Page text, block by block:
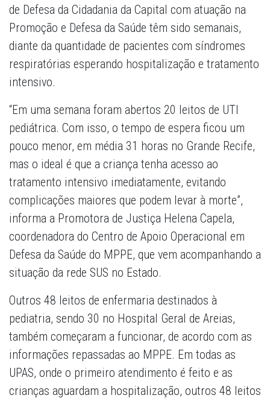
de Defesa da Cidadania da Capital com atuação na
Promoção e Defesa da Saúde têm sido semanais,
diante da quantidade de pacientes com síndromes
respiratórias esperando hospitalização e tratamento
intensivo.
“Em uma semana foram abertos 20 leitos de UTI
pediátrica. Com isso, o tempo de espera ficou um
pouco menor, em média 31 horas no Grande Recife,
mas o ideal é que a criança tenha acesso ao
tratamento intensivo imediatamente, evitando
complicações maiores que podem levar à morte”,
informa a Promotora de Justiça Helena Capela,
coordenadora do Centro de Apoio Operacional em
Defesa da Saúde do MPPE, que vem acompanhando a
situação da rede SUS no Estado.
Outros 48 leitos de enfermaria destinados à
pediatria, sendo 30 no Hospital Geral de Areias,
também começaram a funcionar, de acordo com as
informações repassadas ao MPPE. Em todas as
UPAS, onde o primeiro atendimento é feito e as
crianças aguardam a hospitalização, outros 48 leitos